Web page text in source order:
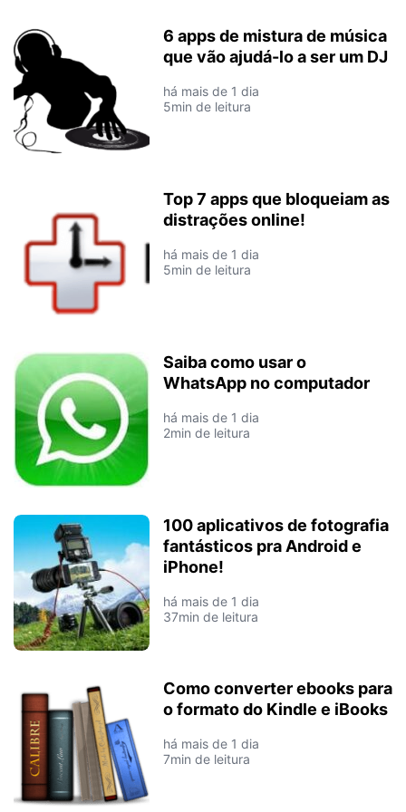
6 apps de mistura de música
que vão ajudá-lo a ser um DJ
há mais de 1 dia
5min de leitura
Top 7 apps que bloqueiam as
distrações online!
há mais de 1 dia
5min de leitura
Saiba como usar o
WhatsApp no computador
há mais de 1 dia
2min de leitura
100 aplicativos de fotografia
fantásticos pra Android e
iPhone!
há mais de 1 dia
37min de leitura
Como converter ebooks para
o formato do Kindle e iBooks
há mais de 1 dia
7min de leitura